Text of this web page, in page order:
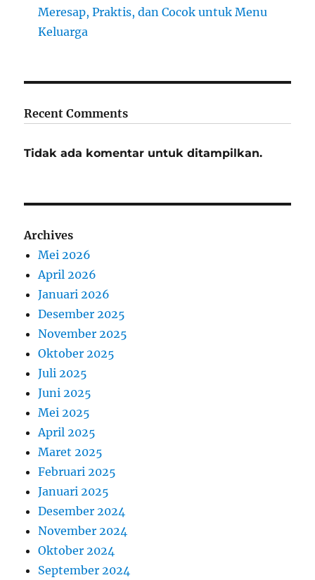
Meresap, Praktis, dan Cocok untuk Menu
Keluarga
Recent Comments
Tidak ada komentar untuk ditampilkan.
Archives
Mei 2026
April 2026
Januari 2026
Desember 2025
November 2025
Oktober 2025
Juli 2025
Juni 2025
Mei 2025
April 2025
Maret 2025
Februari 2025
Januari 2025
Desember 2024
November 2024
Oktober 2024
September 2024